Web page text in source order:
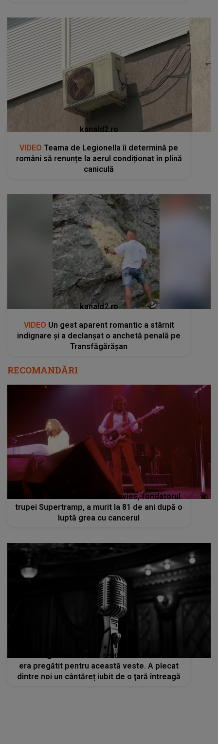
kanald2.ro
VIDEOTeama de Legionella îi determină pe
români să renunțe la aerul condiționat în plină
caniculă
kanald2.ro
Un gest aparent romantic a stârnit
indignare și a declanșat o anchetă penală pe
Transfăgărășan
RECOMANDĂRI
Doliu în muzica rock! Rick Davies, fondatorul
trupei Supertramp, a murit la 81 de ani după o
luptă grea cu cancerul
Breaking news: Inimile s-au frânt. Nimeni nu
era pregătit pentru această veste. A plecat
dintre noi un cântăreț iubit de o ţară întreagă
STIRI MONDENE